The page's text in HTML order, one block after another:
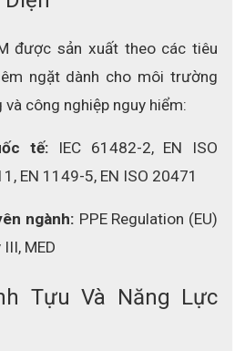
được sản xuất theo các tiêu
ngặt dành cho môi trường
công nghiệp nguy hiểm:
tế: IEC 61482-2, EN ISO
EN 1149-5, EN ISO 20471
ngành: PPE Regulation (EU)
MED
Tựu Và Năng Lực